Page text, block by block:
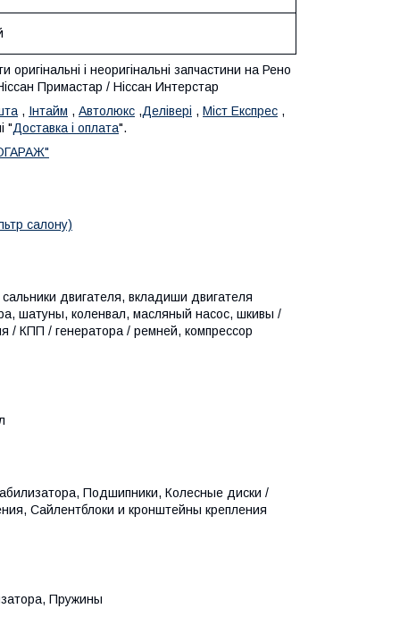
і неоригінальні запчастини на Рено
Примастар / Ніссан Интерстар
, Інтайм , Автолюкс ,Делівері , Міст Експрес ,
"Доставка і оплата".
салону)
двигателя, вкладиши двигателя
шатуны, коленвал, масляный насос, шкивы /
/ КПП / генератора / ремней, компрессор
Подшипники, Колесные диски /
Сайлентблоки и кронштейны крепления
Пружины